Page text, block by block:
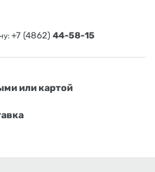
+7 (4862) 44-58-15
или картой